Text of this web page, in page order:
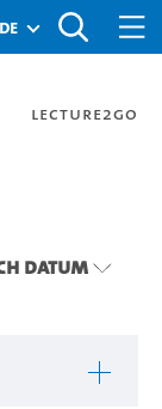
de
Lecture2Go
Datum